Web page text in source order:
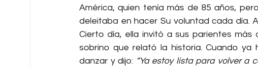
América, quien tenía más de 85 años,
deleitaba en hacer Su voluntad cada día.
Cierto día, ella invitó a sus parientes
sobrino que relató la historia. Cuando
danzar y dijo: “Ya estoy lista para volver a